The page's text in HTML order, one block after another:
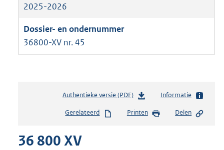
2025-2026
36800-XV nr. 45
Authentieke versie (PDF)b
s
Informatie
Gerelateerd Printen Delen
36 800 XV